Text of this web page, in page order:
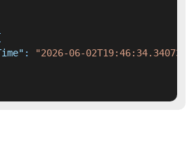
:
"2026-06-